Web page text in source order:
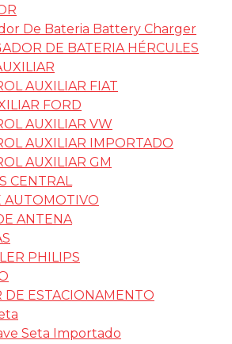
De Bateria Battery Charger
DE BATERIA HÉRCULES
AUXILIAR FIAT
FORD
AUXILIAR VW
AUXILIAR IMPORTADO
AUXILIAR GM
CENTRAL
AUTOMOTIVO
ANTENA
PHILIPS
DE ESTACIONAMENTO
Seta Importado